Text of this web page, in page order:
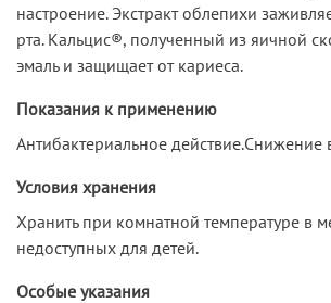
настроение. Экстракт облепихи
рта. Кальцис®, полученный из яичной
эмаль и защищает от кариеса.
Показания к применению
Антибактериальное действие.Снижение
Условия хранения
Хранить при комнатной температуре в
недоступных для детей.
Особые указания